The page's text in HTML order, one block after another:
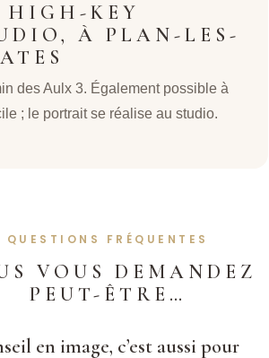
HIGH-KEY
À PLAN-LES-
des Aulx 3. Également possible à
; le portrait se réalise au studio.
QUESTIONS FRÉQUENTES
VOUS DEMANDEZ
PEUT-ÊTRE…
en image, c’est aussi pour